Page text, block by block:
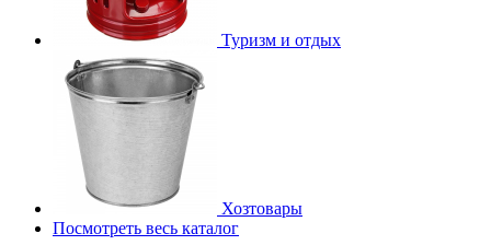
Туризм и отдых
Хозтовары
Посмотреть весь каталог